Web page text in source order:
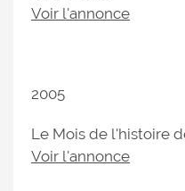
Voir l'annonce
2005
Le Mois de l'histoire
Voir l'annonce